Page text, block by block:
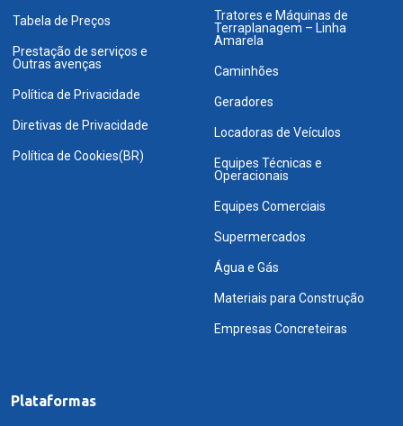
Tabela de Preços
Prestação de serviços e
Outras avenças
Política de Privacidade
Diretivas de Privacidade
Política de Cookies(BR)
Tratores e Máquinas de
Terraplanagem – Linha
Amarela
Caminhões
Geradores
Locadoras de Veículos
Equipes Técnicas e
Operacionais
Equipes Comerciais
Supermercados
Água e Gás
Materiais para Construção
Empresas Concreteiras
Plataformas